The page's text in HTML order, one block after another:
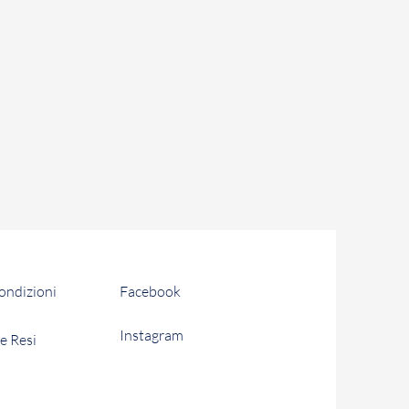
Resi
Facebook
Instagram